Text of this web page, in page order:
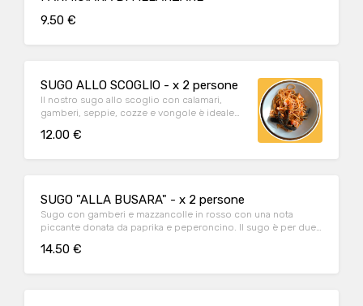
9.50 €
SUGO ALLO SCOGLIO - x 2 persone
Il nostro sugo allo scoglio con calamari,
gamberi, seppie, cozze e vongole è ideale
porzioni.
12.00 €
SUGO "ALLA BUSARA" - x 2 persone
Sugo con gamberi e mazzancolle in rosso con una nota
piccante donata da paprika e peperoncino. Il sugo è per due
14.50 €